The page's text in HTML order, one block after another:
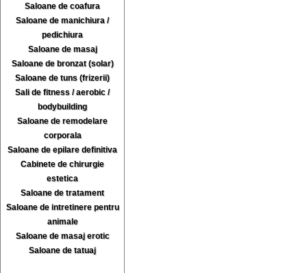
Saloane de coafura
Saloane de manichiura /
pedichiura
Saloane de masaj
Saloane de bronzat (solar)
Saloane de tuns (frizerii)
Sali de fitness / aerobic /
bodybuilding
Saloane de remodelare
corporala
Saloane de epilare definitiva
Cabinete de chirurgie
estetica
Saloane de tratament
Saloane de intretinere pentru
animale
Saloane de masaj erotic
Saloane de tatuaj